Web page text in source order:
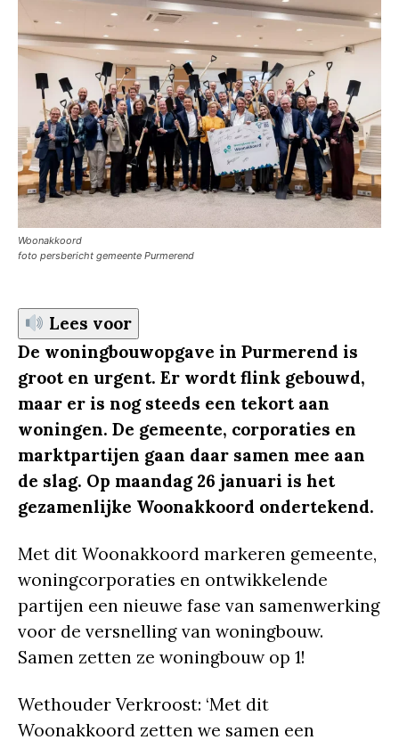
Woonakkoord
foto persbericht gemeente Purmerend
Lees voor
De woningbouwopgave in Purmerend is
groot en urgent. Er wordt flink gebouwd,
maar er is nog steeds een tekort aan
woningen. De gemeente, corporaties en
marktpartijen gaan daar samen mee aan
de slag. Op maandag 26 januari is het
gezamenlijke Woonakkoord ondertekend.
Met dit Woonakkoord markeren gemeente,
woningcorporaties en ontwikkelende
partijen een nieuwe fase van samenwerking
voor de versnelling van woningbouw.
Samen zetten ze woningbouw op 1!
Wethouder Verkroost: ‘Met dit
Woonakkoord zetten we samen een